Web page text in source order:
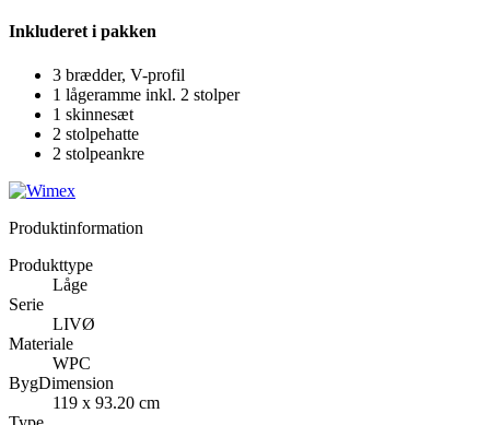
Inkluderet i pakken
3 brædder, V-profil
1 lågeramme inkl. 2 stolper
1 skinnesæt
2 stolpehatte
2 stolpeankre
Produktinformation
Produkttype
Låge
Serie
LIVØ
Materiale
WPC
BygDimension
119 x 93.20 cm